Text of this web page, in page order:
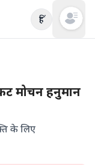
हिं Open
मोचन हनुमान
के लिए